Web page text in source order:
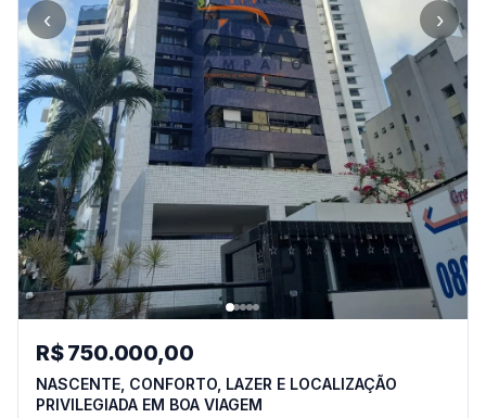
‹ ›
R$ 750.000,00
NASCENTE, CONFORTO, LAZER E LOCALIZAÇÃO
PRIVILEGIADA EM BOA VIAGEM